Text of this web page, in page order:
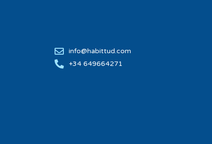
info@habittud.com
+34 649664271